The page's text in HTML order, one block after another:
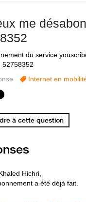
me
du service
52758352
Internet en
à cette question
Hichri,
a été déjà fait.